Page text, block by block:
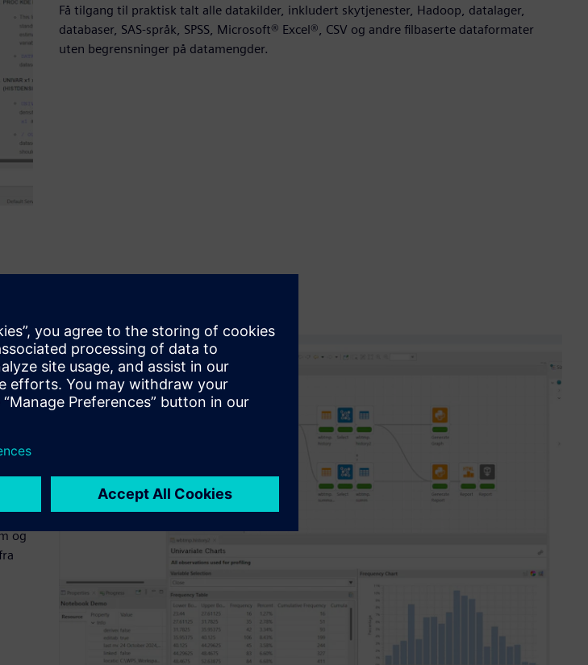
Få tilgang til praktisk talt alle datakilder, inkludert skytjenester, Hadoop, datalager,
databaser, SAS-språk, SPSS, Microsoft® Excel®, CSV og andre filbaserte dataformater
uten begrensninger på datamengder.
og